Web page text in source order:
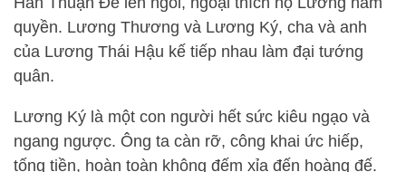
quyền. Lương Thương và Lương Ký, cha và anh
của Lương Thái Hậu kế tiếp nhau làm đại tướng
quân.
Lương Ký là một con người hết sức kiêu ngạo và
ngang ngược. Ông ta càn rỡ, công khai ức hiếp,
tống tiền, hoàn toàn không đếm xỉa đến hoàng đế.